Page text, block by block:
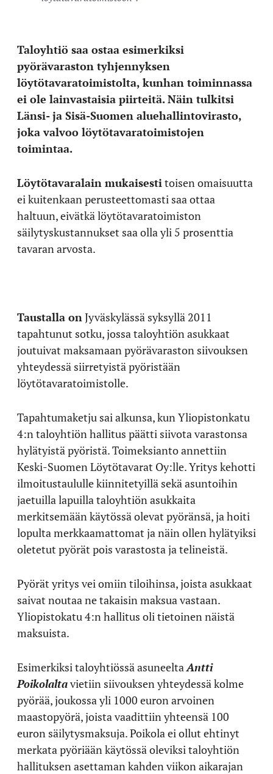
Taloyhtiö saa ostaa esimerkiksi
pyörävaraston tyhjennyksen
löytötavaratoimistolta, kunhan toiminnassa
ei ole lainvastaisia piirteitä. Näin tulkitsi
Länsi- ja Sisä-Suomen aluehallintovirasto,
joka valvoo löytötavaratoimistojen
toimintaa.
Löytötavaralain mukaisesti toisen omaisuutta
ei kuitenkaan perusteettomasti saa ottaa
haltuun, eivätkä löytötavaratoimiston
säilytyskustannukset saa olla yli 5 prosenttia
tavaran arvosta.
Taustalla on Jyväskylässä syksyllä 2011
tapahtunut sotku, jossa taloyhtiön asukkaat
joutuivat maksamaan pyörävaraston siivouksen
yhteydessä siirretyistä pyöristään
löytötavaratoimistolle.
Tapahtumaketju sai alkunsa, kun Yliopistonkatu
4:n taloyhtiön hallitus päätti siivota varastonsa
hylätyistä pyöristä. Toimeksianto annettiin
Keski-Suomen Löytötavarat Oy:lle. Yritys kehotti
ilmoitustaululle kiinnitetyillä sekä asuntoihin
jaetuilla lapuilla taloyhtiön asukkaita
merkitsemään käytössä olevat pyöränsä, ja hoiti
lopulta merkkaamattomat ja näin ollen hylätyiksi
oletetut pyörät pois varastosta ja telineistä.
Pyörät yritys vei omiin tiloihinsa, joista asukkaat
saivat noutaa ne takaisin maksua vastaan.
Yliopistokatu 4:n hallitus oli tietoinen näistä
maksuista.
Esimerkiksi taloyhtiössä asuneelta Antti
Poikolaltavietiin siivouksen yhteydessä kolme
pyörää, joukossa yli 1000 euron arvoinen
maastopyörä, joista vaadittiin yhteensä 100
euron säilytysmaksuja. Poikola ei ollut ehtinyt
merkata pyöriään käytössä oleviksi taloyhtiön
hallituksen asettaman kahden viikon aikarajan